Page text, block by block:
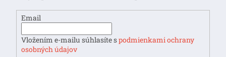
Email
Vložením e-mailu súhlasíte spodmienkami ochrany
osobných údajov